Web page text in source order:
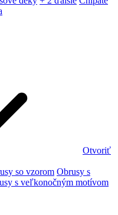
Otvoriť
so vzorom Obrusy s
s veľkonočným motívom